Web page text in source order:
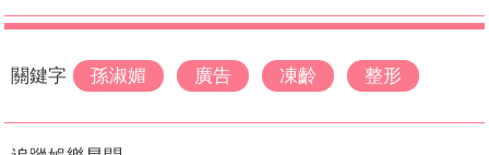
關鍵字 孫淑媚 廣告 凍齡 整形